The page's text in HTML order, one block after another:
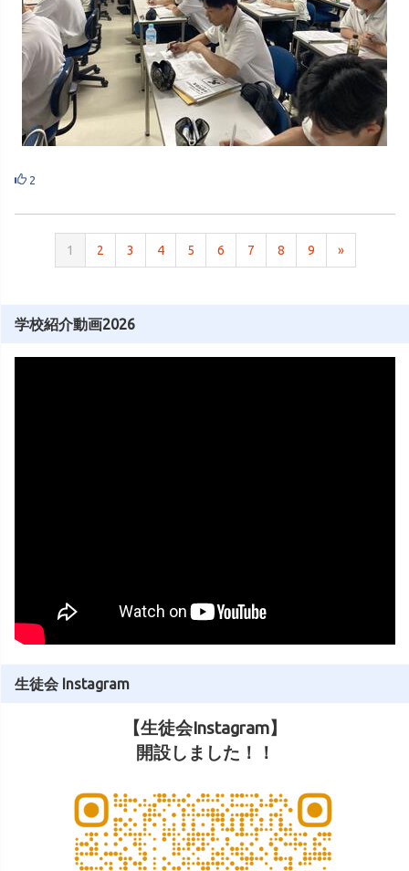
2
1 2 3 4 5 6 7 8 9 »
学校紹介動画2026
生徒会 Instagram
【生徒会Instagram】
開設しました！！